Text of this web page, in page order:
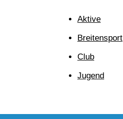
Aktive
Breitensport
Club
Jugend